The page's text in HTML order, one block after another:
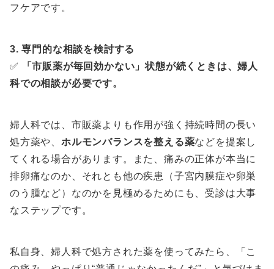
フケアです。
3. 専門的な相談を検討する
✅
「市販薬が毎回効かない」状態が続くときは、婦人
科での相談が必要です。
婦人科では、市販薬よりも作用が強く持続時間の長い
処方薬や、 ホルモンバランスを整える薬などを提案し
てくれる場合があります。また、痛みの正体が本当に
排卵痛なのか、それとも他の疾患（子宮内膜症や卵巣
のう腫など）なのかを見極めるためにも、受診は大事
なステップです。
私自身、婦人科で処方された薬を使ってみたら、「こ